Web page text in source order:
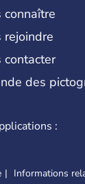
connaître
rejoindre
contacter
des
:
Informations